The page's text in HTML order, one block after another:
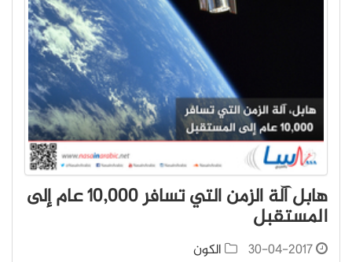
هابل آلة الزمن التي تسافر 10,000 عام إلى
المستقبل
30-04-2017
الكون